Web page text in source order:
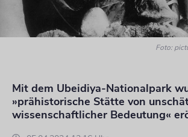
Foto:
Mit dem Ubeidiya-Nationalpark
»prähistorische Stätte von
wissenschaftlicher Bedeutung«